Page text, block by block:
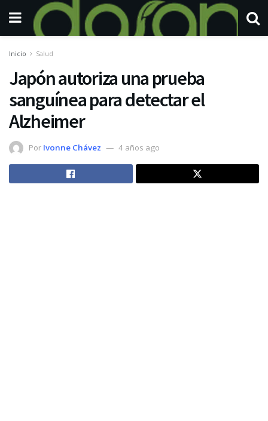
Inicio Salud
Japón autoriza una prueba
sanguínea para detectar el
Alzheimer
Por Ivonne Chávez 4 años ago